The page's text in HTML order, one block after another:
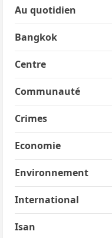
Au quotidien
Bangkok
Centre
Communauté
Crimes
Economie
Environnement
International
Isan